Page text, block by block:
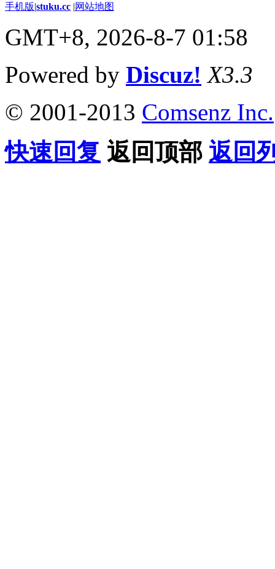
手机版|stuku.cc |网站地图
GMT+8, 2026-8-7 01:58
Powered by Discuz! X3.3
© 2001-2013 Comsenz Inc.
快速回复 返回顶部 返回